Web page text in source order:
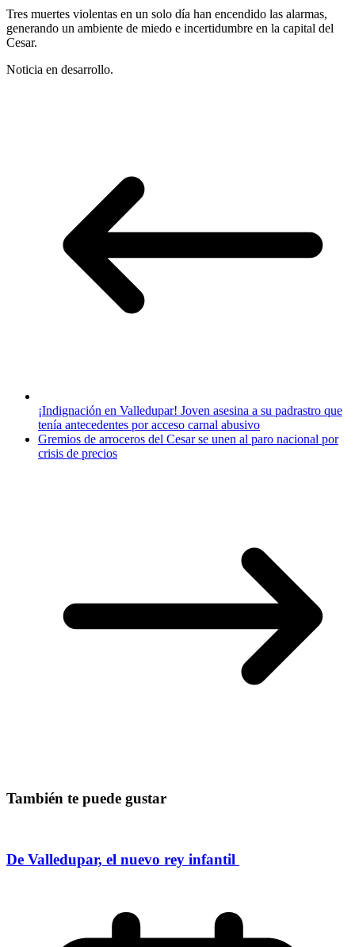
Tres muertes violentas en un solo día han encendido las alarmas,
generando un ambiente de miedo e incertidumbre en la capital del
Cesar.
Noticia en desarrollo.
¡Indignación en Valledupar! Joven asesina a su padrastro que
tenía antecedentes por acceso carnal abusivo
Gremios de arroceros del Cesar se unen al paro nacional por
crisis de precios
También te puede gustar
De Valledupar, el nuevo rey infantil